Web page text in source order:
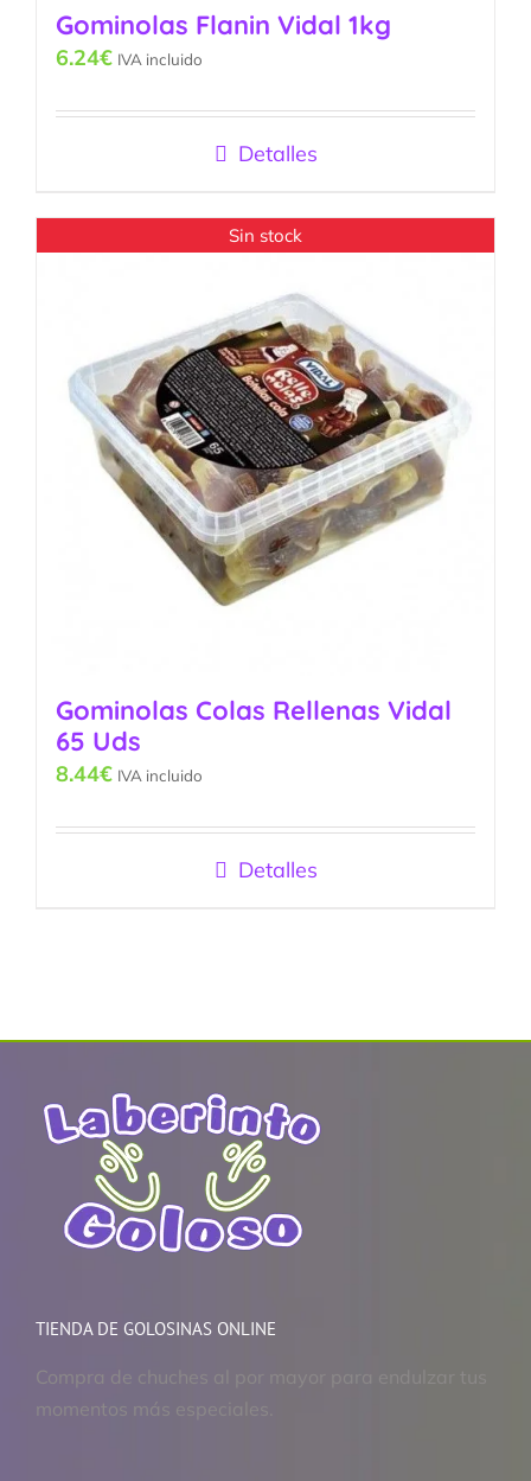
Gominolas Flanin Vidal 1kg
6.24€ IVA incluido
Detalles
Sin stock
Gominolas Colas Rellenas Vidal
65 Uds
8.44€ IVA incluido
Detalles
TIENDA DE GOLOSINAS ONLINE
Compra de chuches al por mayor para endulzar tus
momentos más especiales.